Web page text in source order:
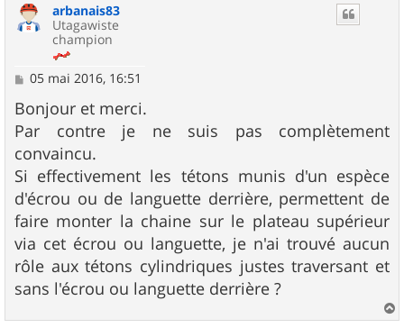
arbanais83
Utagawiste
champion
M
s
s
a
g
e
05 mai 2016, 16:51
Bonjour et merci.
Par contre je ne suis pas complètement
convaincu.
Si effectivement les tétons munis d'un espèce
d'écrou ou de languette derrière, permettent de
faire monter la chaine sur le plateau supérieur
via cet écrou ou languette, je n'ai trouvé aucun
rôle aux tétons cylindriques justes traversant et
sans l'écrou ou languette derrière ?
a